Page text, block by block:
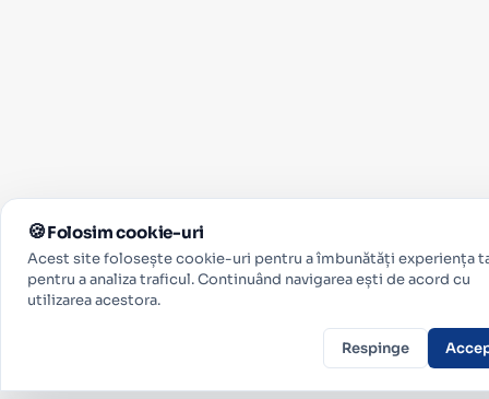
Folosim cookie-uri
Acest site folosește cookie-uri pentru a îmbunătăți experiența
pentru a analiza traficul. Continuând navigarea ești de acord cu
utilizarea acestora.
Respinge